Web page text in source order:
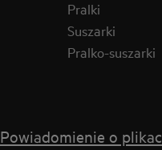
Pralki
Suszarki
Pralko-suszarki
Powiadomienie o